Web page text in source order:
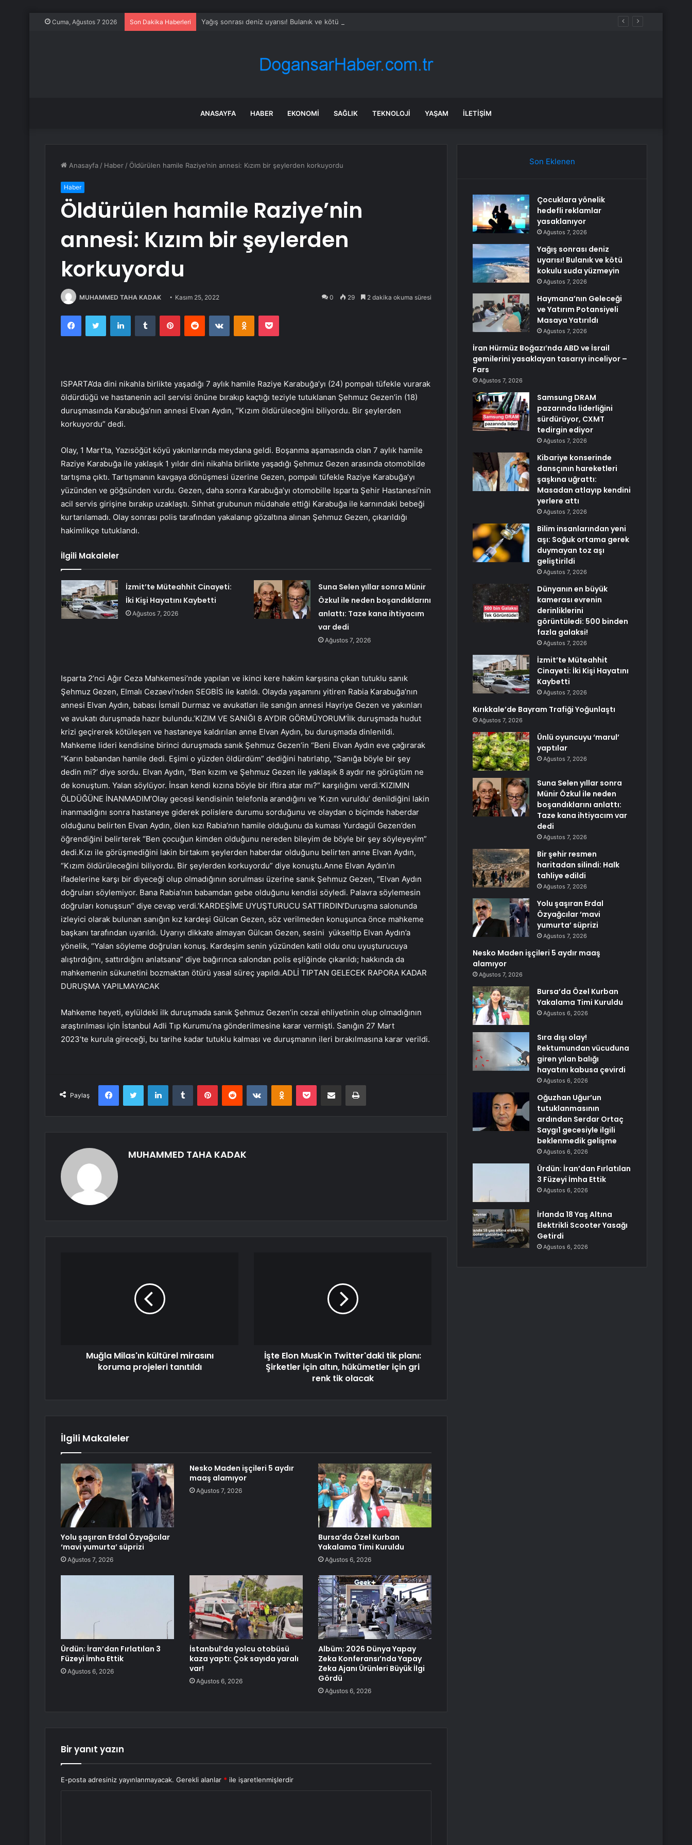
Cuma, Ağustos 7 2026 Son Dakika Haberleri Yağış sonrası deniz uyarısı! Bulanık ve kötü kokulu suda yüzmeyin
ANASAYFA HABER EKONOMI SAĞLIK TEKNOLOJI YAŞAM İLETIŞIM
Anasayfa / Haber / Öldürülen hamile Raziye’nin annesi: Kızım bir şeylerden korkuyordu
Haber
Öldürülen hamile Raziye’nin
annesi: Kızım bir şeylerden
korkuyordu
MUHAMMED TAHA KADAK Kasım 25, 2022 0 29 2 dakika okuma süresi
FacebookTwitter LinkedInTumblr PinterestReddit VKontakteOdnoklassniki
Pocket
ISPARTA’da dini nikahla birlikte yaşadığı 7 aylık hamile Raziye Karabuğa’yı (24) pompalı tüfekle vurarak
öldürdüğü ve hastanenin acil servisi önüne bırakıp kaçtığı teziyle tutuklanan Şehmuz Gezen’in (18)
duruşmasında Karabuğa’nın annesi Elvan Aydın, “Kızım öldürüleceğini biliyordu. Bir şeylerden
korkuyordu” dedi.
Olay, 1 Mart’ta, Yazısöğüt köyü yakınlarında meydana geldi. Boşanma aşamasında olan 7 aylık hamile
Raziye Karabuğa ile yaklaşık 1 yıldır dini nikahla birlikte yaşadığı Şehmuz Gezen arasında otomobilde
tartışma çıktı. Tartışmanın kavgaya dönüşmesi üzerine Gezen, pompalı tüfekle Raziye Karabuğa’yı
yüzünden ve göğsünden vurdu. Gezen, daha sonra Karabuğa’yı otomobille Isparta Şehir Hastanesi’nin
acil servis girişine bırakıp uzaklaştı. Sıhhat grubunun müdahale ettiği Karabuğa ile karnındaki bebeği
kurtarılamadı. Olay sonrası polis tarafından yakalanıp gözaltına alınan Şehmuz Gezen, çıkarıldığı
hakimlikçe tutuklandı.
İlgili Makaleler
İzmit’te Müteahhit Cinayeti:
İki Kişi Hayatını Kaybetti
Ağustos 7, 2026
Suna Selen yıllar sonra Münir
Özkul ile neden boşandıklarını
anlattı: Taze kana ihtiyacım
var dedi
Ağustos 7, 2026
Isparta 2’nci Ağır Ceza Mahkemesi’nde yapılan ve ikinci kere hakim karşısına çıkan tutuklu sanık
Şehmuz Gezen, Elmalı Cezaevi’nden SEGBİS ile katıldı. Olayda yaşamını yitiren Rabia Karabuğa’nın
annesi Elvan Aydın, babası İsmail Durmaz ve avukatları ile sanığın annesi Hayriye Gezen ve yakınları
ve avukatı duruşmada hazır bulundu.’KIZIM VE SANIĞI 8 AYDIR GÖRMÜYORUM’İlk duruşmada hudut
krizi geçirerek kötüleşen ve hastaneye kaldırılan anne Elvan Aydın, bu duruşmada dinlenildi.
Mahkeme lideri kendisine birinci duruşmada sanık Şehmuz Gezen’in “Beni Elvan Aydın eve çağırarak
“Karın babandan hamile dedi. Eşimi o yüzden öldürdüm” dediğini hatırlatıp, “Sanığa böyle bir şey
dedin mi?’ diye sordu. Elvan Aydın, “Ben kızım ve Şehmuz Gezen ile yaklaşık 8 aydır ne görüştüm ne
de konuştum. Yalan söylüyor. İnsan kendi kızına böyle bir iftira atar mı?” karşılığını verdi.’KIZIMIN
ÖLDÜĞÜNE İNANMADIM’Olay gecesi kendisinin telefonla arandığını ve ‘Kızın vuruldu’ denildiğini lakin
inanmadığını sonra hastaneye giderek polislere durumu sorduğunu ve olaydan o biçimde haberdar
olduğunu belirten Elvan Aydın, ölen kızı Rabia’nın hamile olduğunu da kuması Yurdagül Gezen’den
öğrendiğini belirterek “Ben çocuğun kimden olduğunu nereden bileyim de böyle bir şey söyleyeyim”
dedi.Kızı ile görüşmediğini lakin birtakım şeylerden haberdar olduğunu belirten anne Elvan Aydın,
“Kızım öldürüleceğini biliyordu. Bir şeylerden korkuyordu” diye konuştu.Anne Elvan Aydın’ın
ifadelerine karşı bir diyeceği olup olmadığının sorulması üzerine sanık Şehmuz Gezen, “Elvan Aydın
doğruları söylemiyor. Bana Rabia’nın babamdan gebe olduğunu kendisi söyledi. Palavra söylemesin
doğruları konuşsun” diye cevap verdi.’KARDEŞİME UYUŞTURUCU SATTIRDIN’Duruşma salonunda
izleyici olarak bulunan sanığın kız kardeşi Gülcan Gezen, söz verilmeden konuşunca önce mahkeme
başkanı tarafından uyarıldı. Uyarıyı dikkate almayan Gülcan Gezen, sesini yükseltip Elvan Aydın’a
yönelik, “Yalan söyleme doğruları konuş. Kardeşim senin yüzünden katil oldu onu uyuşturucuya
alıştırdığını, sattırdığını anlatsana” diye bağırınca salondan polis eşliğinde çıkarıldı; hakkında da
mahkemenin sükunetini bozmaktan ötürü yasal süreç yapıldı.ADLİ TIPTAN GELECEK RAPORA KADAR
DURUŞMA YAPILMAYACAK
Mahkeme heyeti, eylüldeki ilk duruşmada sanık Şehmuz Gezen’in cezai ehliyetinin olup olmadığının
araştırılması için İstanbul Adli Tıp Kurumu’na gönderilmesine karar vermişti. Sanığın 27 Mart
2023’te kurula gireceği, bu tarihe kadar tutuklu kalması ve duruşmanın ileri bırakılmasına karar verildi.
Paylaş
FacebookTwitter LinkedInTumblr PinterestReddit VKontakteOdnoklassniki
Pocket E-Posta ile paylaş Yazdır
MUHAMMED TAHA KADAK
Muğla Milas'ın kültürel mirasını
koruma projeleri tanıtıldı
İşte Elon Musk'ın Twitter'daki tik planı:
Şirketler için altın, hükümetler için gri
renk tik olacak
İlgili Makaleler
Yolu şaşıran Erdal Özyağcılar
‘mavi yumurta’ süprizi
Ağustos 7, 2026
Nesko Maden işçileri 5 aydır
maaş alamıyor
Ağustos 7, 2026
Bursa’da Özel Kurban
Yakalama Timi Kuruldu
Ağustos 6, 2026
Ürdün: İran’dan Fırlatılan 3
Füzeyi İmha Ettik
Ağustos 6, 2026
İstanbul’da yolcu otobüsü
kaza yaptı: Çok sayıda yaralı
var!
Ağustos 6, 2026
Albüm: 2026 Dünya Yapay
Zeka Konferansı’nda Yapay
Zeka Ajanı Ürünleri Büyük İlgi
Gördü
Ağustos 6, 2026
Bir yanıt yazın
E-posta adresiniz yayınlanmayacak. Gerekli alanlar * ile işaretlenmişlerdir
Son Eklenen
Çocuklara yönelik
hedefli reklamlar
yasaklanıyor
Ağustos 7, 2026
Yağış sonrası deniz
uyarısı! Bulanık ve kötü
kokulu suda yüzmeyin
Ağustos 7, 2026
Haymana’nın Geleceği
ve Yatırım Potansiyeli
Masaya Yatırıldı
Ağustos 7, 2026
İran Hürmüz Boğazı’nda ABD ve İsrail
gemilerini yasaklayan tasarıyı inceliyor –
Fars
Ağustos 7, 2026
Samsung DRAM
pazarında liderliğini
sürdürüyor, CXMT
tedirgin ediyor
Ağustos 7, 2026
Kibariye konserinde
dansçının hareketleri
şaşkına uğrattı:
Masadan atlayıp kendini
yerlere attı
Ağustos 7, 2026
Bilim insanlarından yeni
aşı: Soğuk ortama gerek
duymayan toz aşı
geliştirildi
Ağustos 7, 2026
Dünyanın en büyük
kamerası evrenin
derinliklerini
görüntüledi: 500 binden
fazla galaksi!
Ağustos 7, 2026
İzmit’te Müteahhit
Cinayeti: İki Kişi Hayatını
Kaybetti
Ağustos 7, 2026
Kırıkkale’de Bayram Trafiği Yoğunlaştı
Ağustos 7, 2026
Ünlü oyuncuyu ‘marul’
yaptılar
Ağustos 7, 2026
Suna Selen yıllar sonra
Münir Özkul ile neden
boşandıklarını anlattı:
Taze kana ihtiyacım var
dedi
Ağustos 7, 2026
Bir şehir resmen
haritadan silindi: Halk
tahliye edildi
Ağustos 7, 2026
Yolu şaşıran Erdal
Özyağcılar ‘mavi
yumurta’ süprizi
Ağustos 7, 2026
Nesko Maden işçileri 5 aydır maaş
alamıyor
Ağustos 7, 2026
Bursa’da Özel Kurban
Yakalama Timi Kuruldu
Ağustos 6, 2026
Sıra dışı olay!
Rektumundan vücuduna
giren yılan balığı
hayatını kabusa çevirdi
Ağustos 6, 2026
Oğuzhan Uğur’un
tutuklanmasının
ardından Serdar Ortaç
Saygı1 gecesiyle ilgili
beklenmedik gelişme
Ağustos 6, 2026
Ürdün: İran’dan Fırlatılan
3 Füzeyi İmha Ettik
Ağustos 6, 2026
İrlanda 18 Yaş Altına
Elektrikli Scooter Yasağı
Getirdi
Ağustos 6, 2026